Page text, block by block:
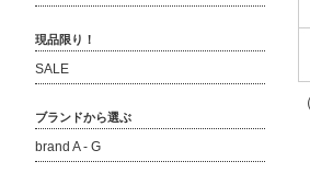
現品限り！
SALE
ブランドから選ぶ
brand A - G